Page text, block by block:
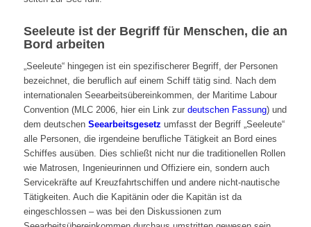
Seeleute ist der Begriff für Menschen, die an
Bord arbeiten
„Seeleute“ hingegen ist ein spezifischerer Begriff, der Personen
bezeichnet, die beruflich auf einem Schiff tätig sind. Nach dem
internationalen Seearbeitsübereinkommen, der Maritime Labour
Convention (MLC 2006, hier ein Link zur deutschen Fassung) und
dem deutschen Seearbeitsgesetz umfasst der Begriff „Seeleute“
alle Personen, die irgendeine berufliche Tätigkeit an Bord eines
Schiffes ausüben. Dies schließt nicht nur die traditionellen Rollen
wie Matrosen, Ingenieurinnen und Offiziere ein, sondern auch
Servicekräfte auf Kreuzfahrtschiffen und andere nicht-nautische
Tätigkeiten. Auch die Kapitänin oder die Kapitän ist da
eingeschlossen – was bei den Diskussionen zum